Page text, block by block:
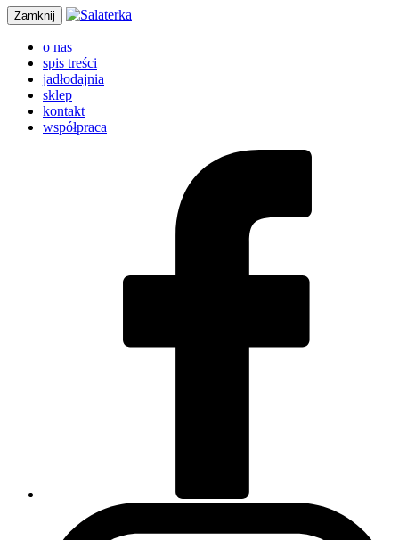
Zamknij
o nas
spis treści
jadłodajnia
sklep
kontakt
współpraca